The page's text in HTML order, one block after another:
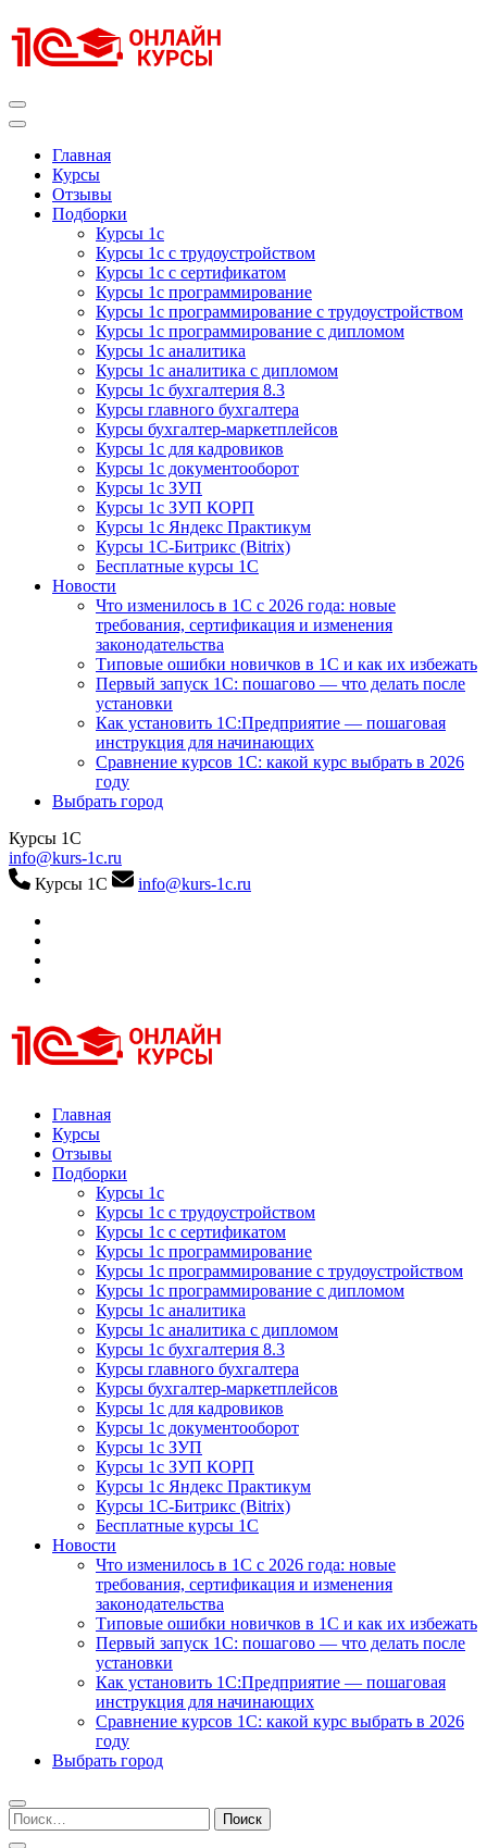
к
содержимому
Главная
Курсы
Отзывы
Подборки
Курсы 1с
Курсы 1с с трудоустройством
Курсы 1с с сертификатом
Курсы 1с программирование
Курсы 1с программирование с трудоустройством
Курсы 1с программирование с дипломом
Курсы 1с аналитика
Курсы 1с аналитика с дипломом
Курсы 1с бухгалтерия 8.3
Курсы главного бухгалтера
Курсы бухгалтер-маркетплейсов
Курсы 1с для кадровиков
Курсы 1с документооборот
Курсы 1с ЗУП
Курсы 1с ЗУП КОРП
Курсы 1с Яндекс Практикум
Курсы 1С-Битрикс (Bitrix)
Бесплатные курсы 1С
Новости
Что изменилось в 1С с 2026 года: новые
требования, сертификация и изменения
законодательства
Типовые ошибки новичков в 1С и как их избежать
Первый запуск 1С: пошагово — что делать после
установки
Как установить 1С:Предприятие — пошаговая
инструкция для начинающих
Сравнение курсов 1С: какой курс выбрать в 2026
году
Выбрать город
Курсы 1С
info@kurs-1c.ru
Курсы 1С
info@kurs-1c.ru
Курсы 1С
Курсы 1С официальная сертификация
Главная
Курсы
Отзывы
Подборки
Курсы 1с
Курсы 1с с трудоустройством
Курсы 1с с сертификатом
Курсы 1с программирование
Курсы 1с программирование с трудоустройством
Курсы 1с программирование с дипломом
Курсы 1с аналитика
Курсы 1с аналитика с дипломом
Курсы 1с бухгалтерия 8.3
Курсы главного бухгалтера
Курсы бухгалтер-маркетплейсов
Курсы 1с для кадровиков
Курсы 1с документооборот
Курсы 1с ЗУП
Курсы 1с ЗУП КОРП
Курсы 1с Яндекс Практикум
Курсы 1С-Битрикс (Bitrix)
Бесплатные курсы 1С
Новости
Что изменилось в 1С с 2026 года: новые
требования, сертификация и изменения
законодательства
Типовые ошибки новичков в 1С и как их избежать
Первый запуск 1С: пошагово — что делать после
установки
Как установить 1С:Предприятие — пошаговая
инструкция для начинающих
Сравнение курсов 1С: какой курс выбрать в 2026
году
Выбрать город
Найти: